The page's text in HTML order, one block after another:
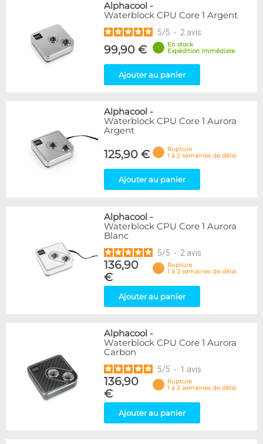
Alphacool -
Waterblock CPU Core 1 Argent
5/5 - 2 avis
99,90 €
En stock
Expédition immédiate
Ajouter au panier
Alphacool -
Waterblock CPU Core 1 Aurora
Argent
125,90 €
Rupture
1 à 2 semaines de délai
Ajouter au panier
Alphacool -
Waterblock CPU Core 1 Aurora
Blanc
5/5 - 2 avis
136,90
€
Rupture
1 à 2 semaines de délai
Ajouter au panier
Alphacool -
Waterblock CPU Core 1 Aurora
Carbon
5/5 - 1 avis
136,90
€
Rupture
1 à 2 semaines de délai
Ajouter au panier